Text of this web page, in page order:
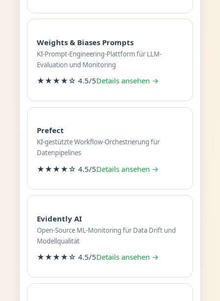
Weights & Biases Prompts
KI-Prompt-Engineering-Plattform für LLM-
Evaluation und Monitoring
★★★★☆ 4.5/5Details ansehen →
Prefect
KI-gestützte Workflow-Orchestrierung für
Datenpipelines
★★★★☆ 4.5/5Details ansehen →
Evidently AI
Open-Source ML-Monitoring für Data Drift und
Modellqualität
★★★★☆ 4.5/5Details ansehen →